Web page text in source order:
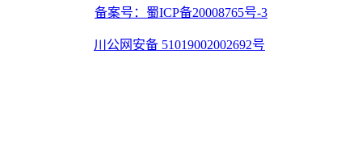
备案号：蜀ICP备20008765号-3
川公网安备 51019002002692号